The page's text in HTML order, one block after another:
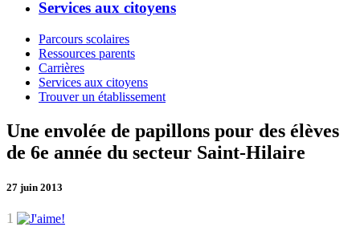
Services aux citoyens
Parcours scolaires
Ressources parents
Carrières
Services aux citoyens
Trouver un établissement
Une envolée de papillons pour des élèves
de 6e année du secteur Saint-Hilaire
27 juin 2013
1